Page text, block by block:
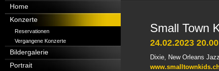
Small Town
24.02.2023 20.00
Dixie, New Orleans
Navigation
überspringen
Home
Konzerte
Reservationen
Vergangene Konzerte
Bildergalerie
Portrait